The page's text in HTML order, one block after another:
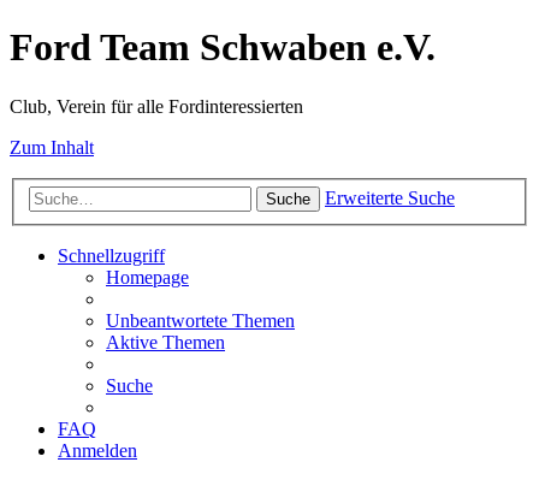
Ford Team Schwaben e.V.
Club, Verein für alle Fordinteressierten
Zum Inhalt
Suche Erweiterte Suche
Schnellzugriff
Homepage
Unbeantwortete Themen
Aktive Themen
Suche
FAQ
Anmelden